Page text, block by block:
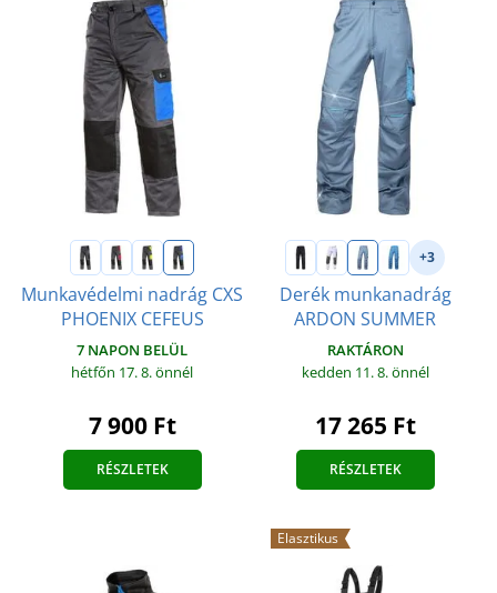
Munkavédelmi nadrág CXS
PHOENIX CEFEUS
7 NAPON BELÜL
hétfőn 17. 8.önnél
7 900 Ft
RÉSZLETEK
+3
Derék munkanadrág
ARDON SUMMER
RAKTÁRON
kedden 11. 8.önnél
17 265 Ft
RÉSZLETEK
Elasztikus